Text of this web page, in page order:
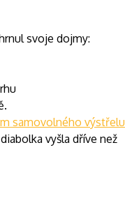
svoje dojmy:
samovolného výstřelu
vyšla dříve než